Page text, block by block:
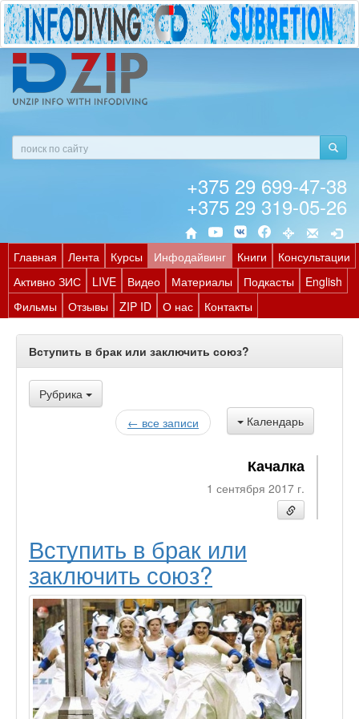
+375 29 699-47-38
+375 29 319-05-26
Главная Лента Курсы Инфодайвинг Книги
Консультации
Активно ЗИС
LIVE Видео Материалы Подкасты
English
Фильмы
Отзывы ZIP ID О нас Контакты
Вступить в брак или заключить союз?
Рубрика
Календарь
← все записи
Качалка
1 сентября 2017 г.
Вступить в брак или
заключить союз?